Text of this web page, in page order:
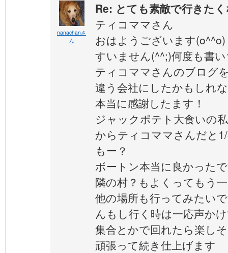
nanachanさ
ん
Re: とても素敵で行きた
ティコママさん
おはようございます(o^^o)
すいません(^^;)何度も書
ティコママさんのブログ
違う会社にしたかもしれ
本当に感謝したます！
ジャックポテト大食いの
からティコママさんだと
もー？
ボートン本当に良かった
隣の村？もよくってもう
他の場所も行ってみたい
んもし行く時は一応声か
集合とかで回れたら楽し
頑張って続き仕上げます